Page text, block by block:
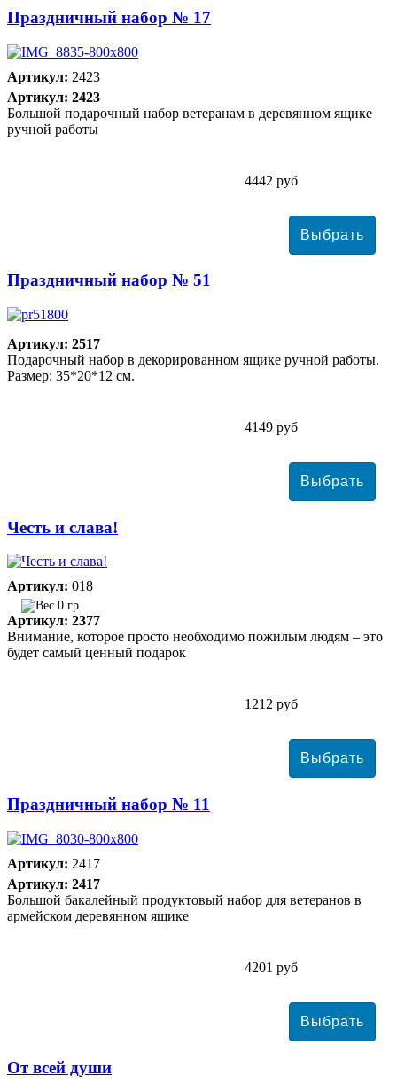
Праздничный набор № 17
Артикул: 2423
Артикул: 2423
Большой подарочный набор ветеранам в деревянном ящике
ручной работы
4442 руб
Праздничный набор № 51
Артикул: 2517
Подарочный набор в декорированном ящике ручной работы.
Размер: 35*20*12 см.
4149 руб
Честь и слава!
Артикул: 018
0 гр
Артикул: 2377
Внимание, которое просто необходимо пожилым людям – это
будет самый ценный подарок
1212 руб
Праздничный набор № 11
Артикул: 2417
Артикул: 2417
Большой бакалейный продуктовый набор для ветеранов в
армейском деревянном ящике
4201 руб
От всей души